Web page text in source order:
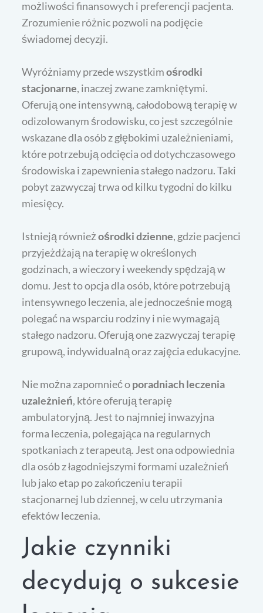
możliwości finansowych i preferencji pacjenta.
Zrozumienie różnic pozwoli na podjęcie
świadomej decyzji.
Wyróżniamy przede wszystkimośrodki
stacjonarne, inaczej zwane zamkniętymi.
Oferują one intensywną, całodobową terapię w
odizolowanym środowisku, co jest szczególnie
wskazane dla osób z głębokimi uzależnieniami,
które potrzebują odcięcia od dotychczasowego
środowiska i zapewnienia stałego nadzoru. Taki
pobyt zazwyczaj trwa od kilku tygodni do kilku
miesięcy.
Istnieją równieżośrodki dzienne, gdzie pacjenci
przyjeżdżają na terapię w określonych
godzinach, a wieczory i weekendy spędzają w
domu. Jest to opcja dla osób, które potrzebują
intensywnego leczenia, ale jednocześnie mogą
polegać na wsparciu rodziny i nie wymagają
stałego nadzoru. Oferują one zazwyczaj terapię
grupową, indywidualną oraz zajęcia edukacyjne.
Nie można zapomnieć oporadniach leczenia
uzależnień, które oferują terapię
ambulatoryjną. Jest to najmniej inwazyjna
forma leczenia, polegająca na regularnych
spotkaniach z terapeutą. Jest ona odpowiednia
dla osób z łagodniejszymi formami uzależnień
lub jako etap po zakończeniu terapii
stacjonarnej lub dziennej, w celu utrzymania
efektów leczenia.
Jakie czynniki
decydują o sukcesie